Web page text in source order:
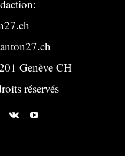
Genève CH
réservés